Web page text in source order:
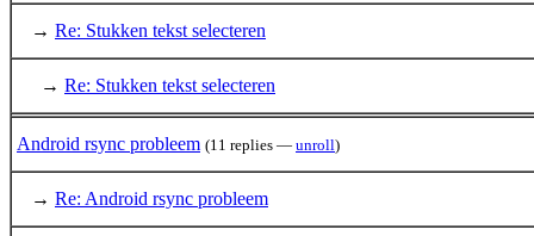
→ Re: Stukken tekst selecteren
→ Re: Stukken tekst selecteren
Android rsync probleem (11 replies — unroll)
→ Re: Android rsync probleem